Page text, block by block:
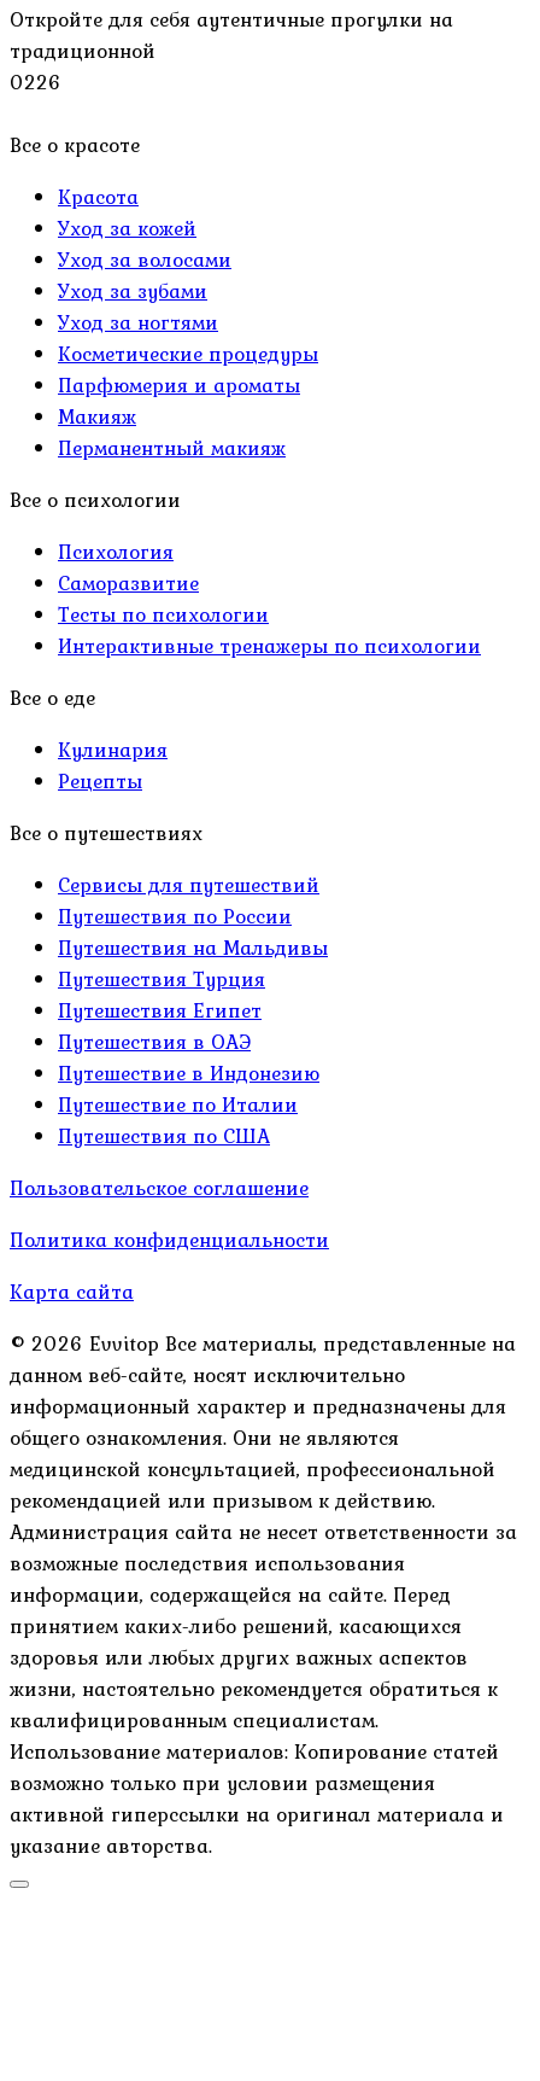
Откройте для себя аутентичные прогулки на
традиционной
0226
Все о красоте
Красота
Уход за кожей
Уход за волосами
Уход за зубами
Уход за ногтями
Косметические процедуры
Парфюмерия и ароматы
Макияж
Перманентный макияж
Все о психологии
Психология
Саморазвитие
Тесты по психологии
Интерактивные тренажеры по психологии
Все о еде
Кулинария
Рецепты
Все о путешествиях
Сервисы для путешествий
Путешествия по России
Путешествия на Мальдивы
Путешествия Турция
Путешествия Египет
Путешествия в ОАЭ
Путешествие в Индонезию
Путешествие по Италии
Путешествия по США
Пользовательское соглашение
Политика конфиденциальности
Карта сайта
© 2026 Evvitop Все материалы, представленные на
данном веб-сайте, носят исключительно
информационный характер и предназначены для
общего ознакомления. Они не являются
медицинской консультацией, профессиональной
рекомендацией или призывом к действию.
Администрация сайта не несет ответственности за
возможные последствия использования
информации, содержащейся на сайте. Перед
принятием каких-либо решений, касающихся
здоровья или любых других важных аспектов
жизни, настоятельно рекомендуется обратиться к
квалифицированным специалистам.
Использование материалов: Копирование статей
возможно только при условии размещения
активной гиперссылки на оригинал материала и
указание авторства.